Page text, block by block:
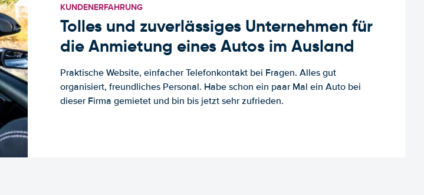
KUNDENERFAHRUNG
Tolles und zuverlässiges Unternehmen für
die Anmietung eines Autos im Ausland
Praktische Website, einfacher Telefonkontakt bei Fragen. Alles gut
organisiert, freundliches Personal. Habe schon ein paar Mal ein Auto bei
dieser Firma gemietet und bin bis jetzt sehr zufrieden.